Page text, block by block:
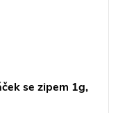
se zipem 1g,